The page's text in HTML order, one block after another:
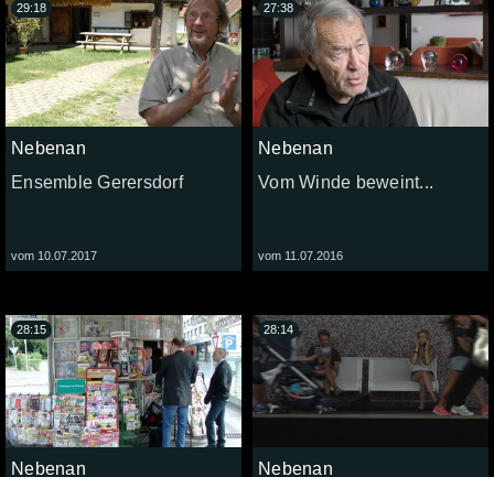
Nebenan
Ensemble Gerersdorf
vom 10.07.2017
29:18
Nebenan
Vom Winde beweint...
vom 11.07.2016
27:38
Nebenan
28:15
Nebenan
28:14